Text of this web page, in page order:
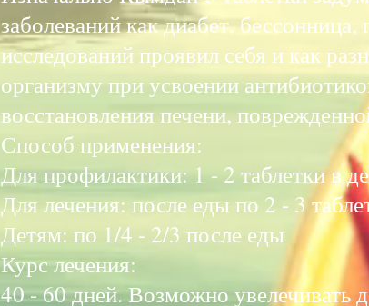
заболеваний как диабет,
исследований проявил себя и как
организму при усвоении
восстановления печени,
Способ применения:
Для профилактики: 1 - 2 таблетки в
Для лечения: после еды по 2 - 3
Детям: по 1/4 - 2/3 после еды
Курс лечения:
40 - 60 дней. Возможно увелечивать